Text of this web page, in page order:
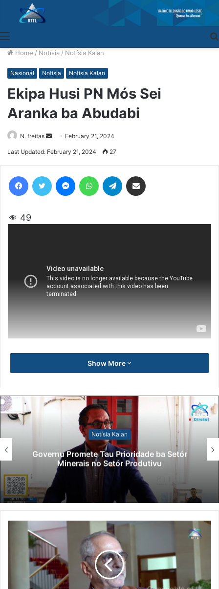
Home / Notísia / Notísia Kalan
Nasionál Notísia Notísia Kalan
Ekipa Husi PN Mós Sei
Aranka ba Abudabi
N. freitas
Send
an
February 21, 2024
Last Updated: February 21, 2024 27
49
Show More
Notísia Kalan
Governu Promete Tau Prioridade ba Setór
Minerais no Setór Produtivu